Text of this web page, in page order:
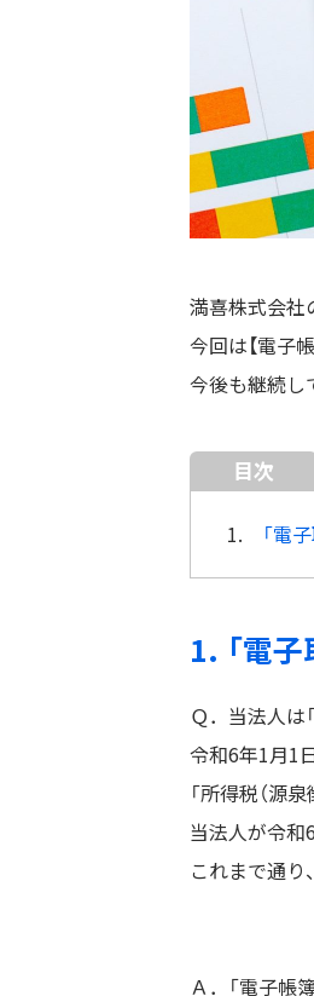
満喜株式会社
今回は【電子
今後も継続し
目次
1. 「電
1. 「電
Ｑ．当法人は
令和6年1月1
「所得税（源
当法人が令和
これまで通り
Ａ．「電子帳